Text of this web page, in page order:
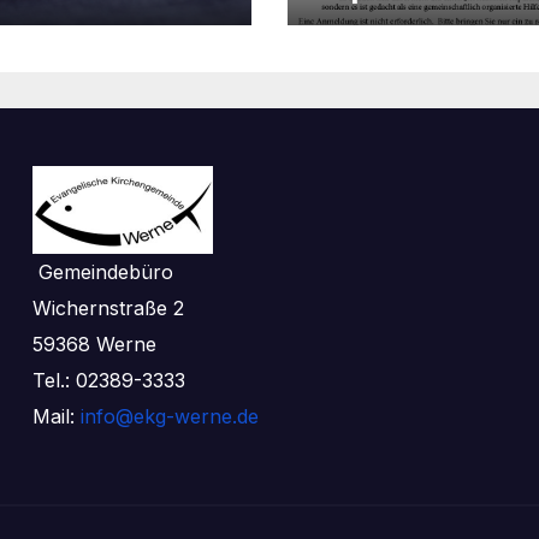
Gemeindebüro
Wichernstraße 2
59368 Werne
Tel.: 02389-3333
Mail: info@ekg-werne.de